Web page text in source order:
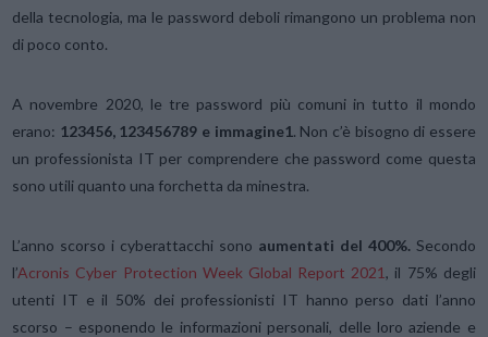
della tecnologia, ma le password deboli rimangono un problema non
di poco conto.
A novembre 2020, le tre password più comuni in tutto il mondo
erano: 123456, 123456789 e immagine1. Non c’è bisogno di essere
un professionista IT per comprendere che password come questa
sono utili quanto una forchetta da minestra.
L’anno scorso i cyberattacchi sono aumentati del 400%.Secondo
l’Acronis Cyber Protection Week Global Report 2021, il 75% degli
utenti IT e il 50% dei professionisti IT hanno perso dati l’anno
scorso – esponendo le informazioni personali, delle loro aziende e